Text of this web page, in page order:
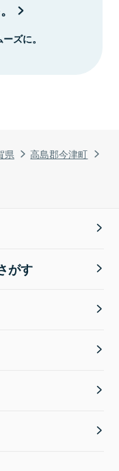
県
高島郡今津町
ズに。
がす